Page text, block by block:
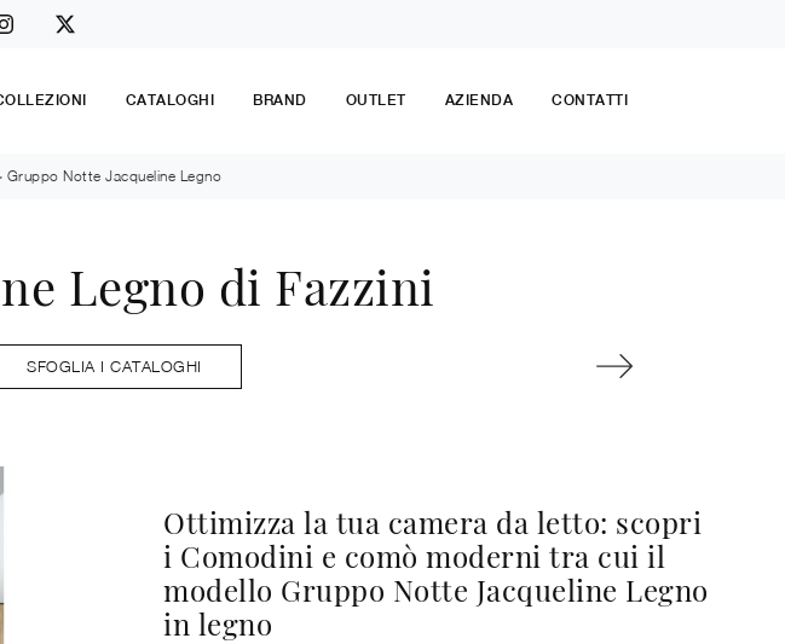
CATALOGHI BRAND OUTLET AZIENDA CONTATTI
Gruppo Notte Jacqueline Legno
Legno di Fazzini
SFOGLIA I CATALOGHI
Ottimizza la tua camera da letto: scopri
i Comodini e comò moderni tra cui il
modello Gruppo Notte Jacqueline Legno
in legno